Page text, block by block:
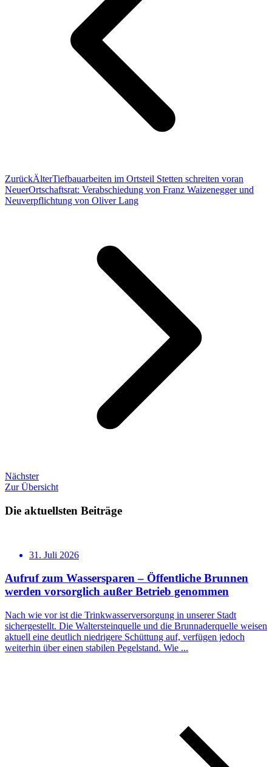
ZurückÄlterTiefbauarbeiten im Ortsteil Stetten schreiten voran
NeuerOrtschaftsrat: Verabschiedung von Franz Waizenegger und
Neuverpflichtung von Oliver Lang
Nächster
Zur Übersicht
Die aktuellsten Beiträge
31. Juli 2026
Aufruf zum Wassersparen – Öffentliche Brunnen
werden vorsorglich außer Betrieb genommen
Nach wie vor ist die Trinkwasserversorgung in unserer Stadt
sichergestellt. Die Waltersteinquelle und die Brunnaderquelle weisen
aktuell eine deutlich niedrigere Schüttung auf, verfügen jedoch
weiterhin über einen stabilen Pegelstand. Wie ...